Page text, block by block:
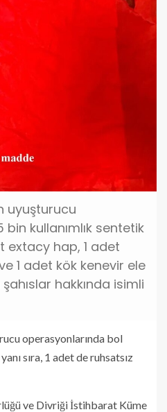
uyuşturucu
kullanımlık sentetik
extacy hap, 1 adet
1 adet kök kenevir ele
hakkında isimli
operasyonlarında bol
sıra, 1 adet de ruhsatsız
ve Divriği İstihbarat Küme